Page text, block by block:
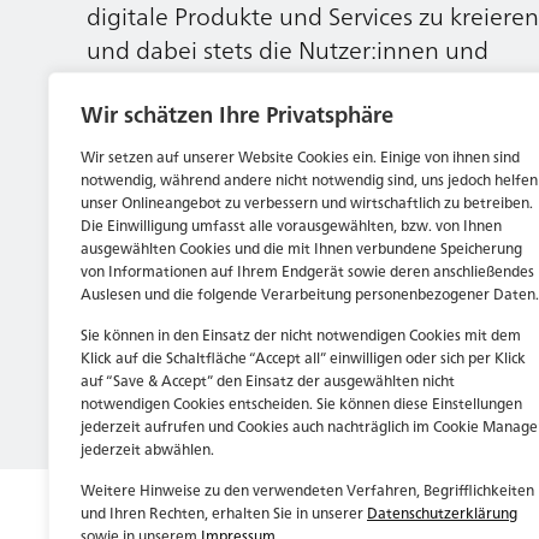
Wir schätzen Ihre Privatsphäre
Wir setzen auf unserer Website Cookies ein. Einige von ihnen sind
notwendig, während andere nicht notwendig sind, uns jedoch helfen
unser Onlineangebot zu verbessern und wirtschaftlich zu betreiben.
Die Einwilligung umfasst alle vorausgewählten, bzw. von Ihnen
ausgewählten Cookies und die mit Ihnen verbundene Speicherung
von Informationen auf Ihrem Endgerät sowie deren anschließendes
Auslesen und die folgende Verarbeitung personenbezogener Daten.
Sie können in den Einsatz der nicht notwendigen Cookies mit dem
Klick auf die Schaltfläche “Accept all” einwilligen oder sich per Klick
auf “Save & Accept” den Einsatz der ausgewählten nicht
notwendigen Cookies entscheiden. Sie können diese Einstellungen
jederzeit aufrufen und Cookies auch nachträglich im Cookie
jederzeit abwählen.
Weitere Hinweise zu den verwendeten Verfahren, Begrifflichkeiten
und Ihren Rechten, erhalten Sie in unsererDatenschutzerklärung
digitale Produkte und Services zu kreieren
und dabei stets die Nutzer:innen und
unsere Kund:innen im Auge behalten.
Jetzt bewerben